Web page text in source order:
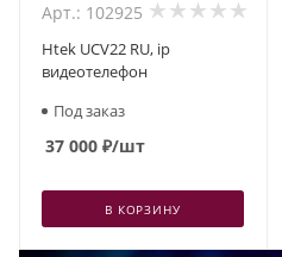
Арт.: 102925
Htek UCV22 RU, ip
видеотелефон
Под заказ
37 000 ₽/шт
В КОРЗИНУ